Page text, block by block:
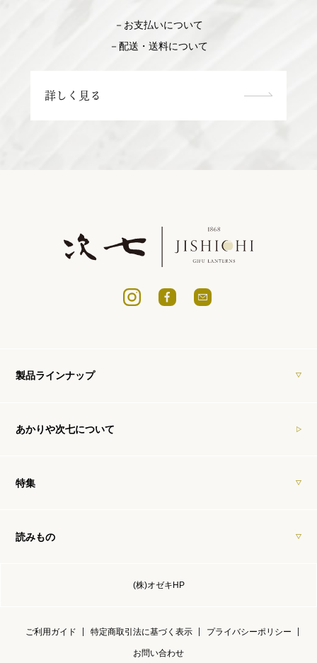
－お支払いについて
－配送・送料について
詳しく見る
製品ラインナップ
あかりや次七について
特集
読みもの
(株)オゼキHP
ご利用ガイド 特定商取引法に基づく表示 プライバシーポリシー
お問い合わせ